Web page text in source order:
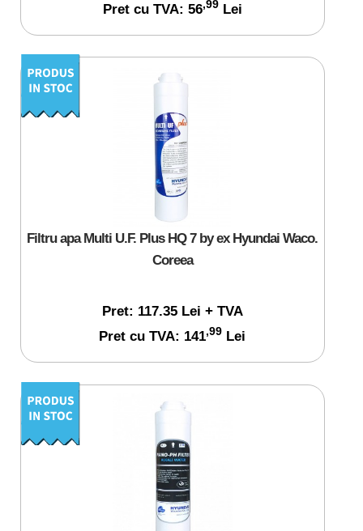
Pret cu TVA: 56,99Lei
Filtru apa Multi U.F. Plus HQ 7 by ex Hyundai Waco.
Coreea
Pret: 117.35 Lei + TVA
Pret cu TVA: 141,99 Lei